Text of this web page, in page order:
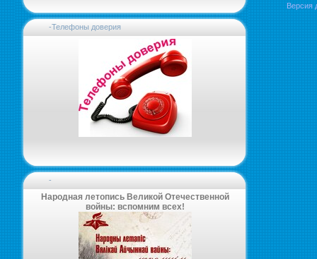
-Телефоны доверия
-
Народная летопись Великой Отечественной
войны: вспомним всех!
Версия